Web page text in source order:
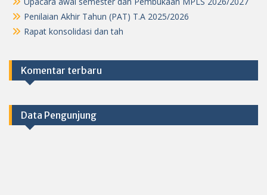
Penilaian Akhir Tahun (PAT) T.A 2025/2026
Rapat konsolidasi dan tah
Komentar terbaru
Data Pengunjung